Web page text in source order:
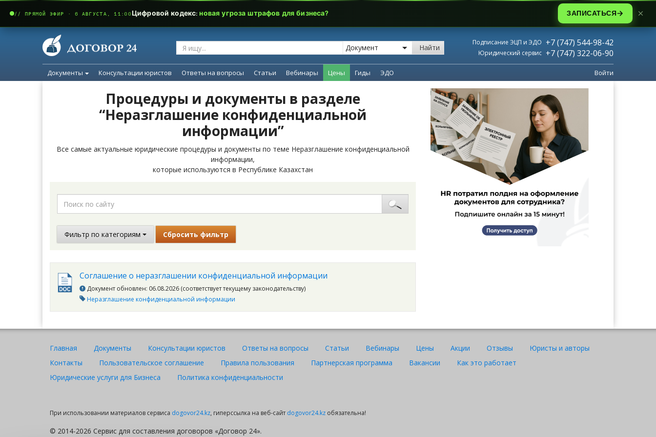
Найти
Подписание ЭЦП и ЭДО +7 (747) 544-98-42
Юридический сервис +7 (747) 322-06-90
Документы Консультации юристов Ответы на вопросы Статьи Вебинары Цены Гиды ЭДО Войти
Процедуры и документы в разделе
“Неразглашение конфиденциальной
информации”
Все самые актуальные юридические процедуры и документы по теме Неразглашение конфиденциальной
информации,
которые используются в Республике Казахстан
Фильтр по категориям Сбросить фильтр
Соглашение о неразглашении конфиденциальной информации
Документ обновлен: 06.08.2026 (соответствует текущему законодательству)
Неразглашение конфиденциальной информации
Главная Документы Консультации юристов Ответы на вопросы Статьи Вебинары Цены Акции Отзывы
Юристы и авторы
Контакты
Пользовательское соглашение Правила пользования Партнерская программа Вакансии
Как это работает
Юридические услуги для Бизнеса
Политика конфиденциальности
При использовании материалов сервиса dogovor24.kz, гиперссылка на веб-сайт dogovor24.kz обязательна!
© 2014-2026 Сервис для составления договоров «Договор 24».
Ажар
// ПРЯМОЙ ЭФИР · 6 АВГУСТА, 11:00Цифровой кодекс:новая угроза штрафов для бизнеса? ЗАПИСАТЬСЯ